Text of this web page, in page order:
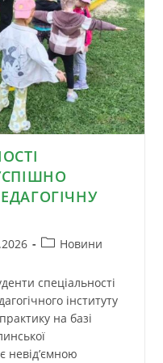
Новини
спеціальності
інституту
на базі
невід’ємною